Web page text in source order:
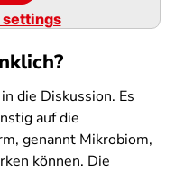
settings
die Diskussion. Es
auf die
genannt Mikrobiom,
können. Die